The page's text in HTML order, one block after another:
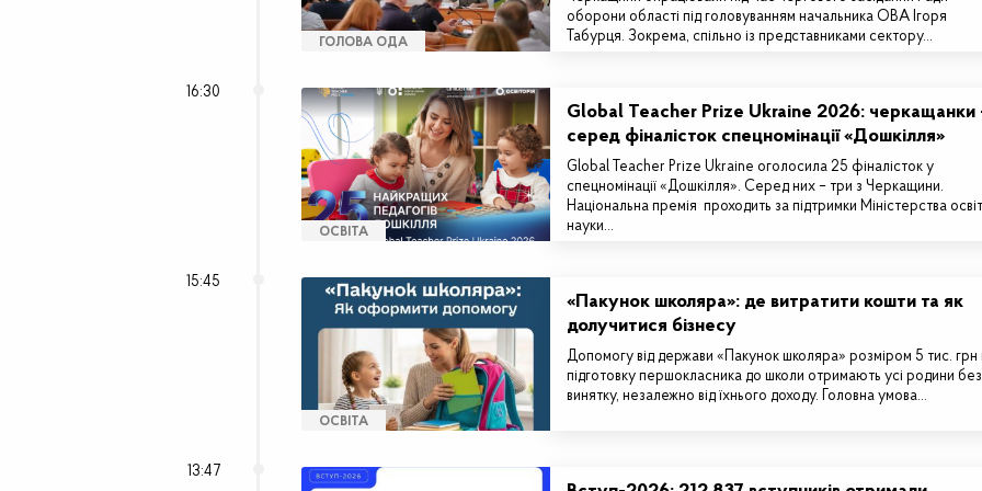
ГОЛОВА ОДА
оборони області під головуванням начальника ОВА Ігоря
Табурця. Зокрема, спільно із представниками сектору…
16:30
ОСВІТА
Global Teacher Prize Ukraine 2026: черкащанки
серед фіналісток спецномінації «Дошкілля»
Global Teacher Prize Ukraine оголосила 25 фіналісток у
спецномінації «Дошкілля». Серед них – три з Черкащини.
Національна премія проходить за підтримки Міністерства
науки…
15:45
ОСВІТА
«Пакунок школяра»: де витратити кошти та як
долучитися бізнесу
Допомогу від держави «Пакунок школяра» розміром 5 тис. грн
підготовку першокласника до школи отримають усі родини без
винятку, незалежно від їхнього доходу. Головна умова…
13:47